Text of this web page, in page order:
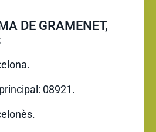
DE GRAMENET,
08921.